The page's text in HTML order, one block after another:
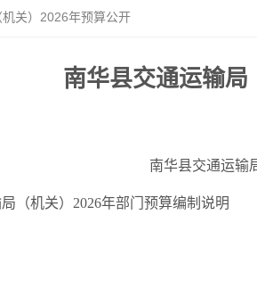
关）2026年预算公开
南华县交通运输局
南华县交通运输
（机关）2026年部门预算编制说明